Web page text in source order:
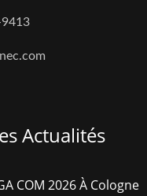
Actualités
COM 2026 À Cologne